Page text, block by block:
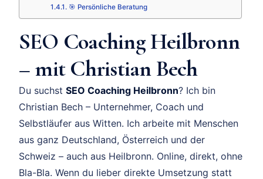
🎯 Persönliche Beratung
SEO Coaching Heilbronn
– mit Christian Bech
Du suchst SEO Coaching Heilbronn? Ich bin
Christian Bech – Unternehmer, Coach und
Selbstläufer aus Witten. Ich arbeite mit Menschen
aus ganz Deutschland, Österreich und der
Schweiz – auch aus Heilbronn. Online, direkt, ohne
Bla-Bla. Wenn du lieber direkte Umsetzung statt